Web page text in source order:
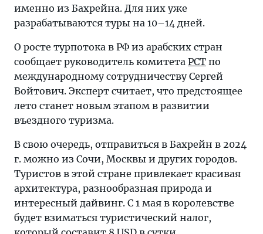
именно из Бахрейна. Для них уже
разрабатываются туры на 10–14 дней.
О росте турпотока в РФ из арабских стран
сообщает руководитель комитета РСТ по
международному сотрудничеству Сергей
Войтович. Эксперт считает, что предстоящее
лето станет новым этапом в развитии
въездного туризма.
В свою очередь, отправиться в Бахрейн в 2024
г. можно из Сочи, Москвы и других городов.
Туристов в этой стране привлекает красивая
архитектура, разнообразная природа и
интересный дайвинг. С 1 мая в королевстве
будет взиматься туристический налог,